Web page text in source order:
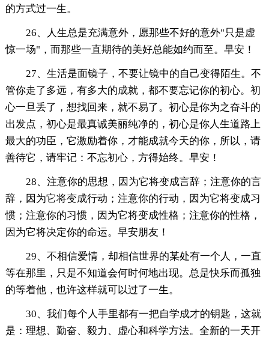
的方式过一生。
26、人生总是充满意外，愿那些不好的意外"只是虚
惊一场"，而那些一直期待的美好总能如约而至。早安！
27、生活是面镜子，不要让镜中的自己变得陌生。不
管你走了多远，有多大的成就，都不要忘记你的初心。初
心一旦丢了，想找回来，就不易了。初心是你为之奋斗的
出发点，初心是最真诚美丽纯净的，初心是你人生道路上
最大的功臣，它激励着你，才能成就今天的你，所以，请
善待它，请牢记：不忘初心，方得始终。早安！
28、注意你的思想，因为它将变成言辞；注意你的言
辞，因为它将变成行动；注意你的行动，因为它将变成习
惯；注意你的习惯，因为它将变成性格；注意你的性格，
因为它将决定你的命运。早安朋友！
29、不相信爱情，却相信世界的某处有一个人，一直
等在那里，只是不知道会何时何地出现。总是快乐而孤独
的等着他，也许这样就可以过了一生。
30、我们每个人手里都有一把自学成才的钥匙，这就
是：理想、勤奋、毅力、虚心和科学方法。全新的一天开